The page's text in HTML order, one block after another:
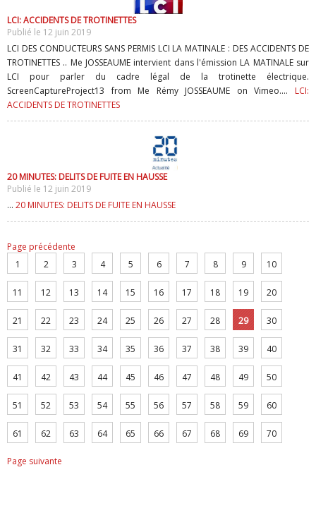
LCI: ACCIDENTS DE TROTINETTES
Publié le 12 juin 2019
LCI DES CONDUCTEURS SANS PERMIS LCI LA MATINALE : DES ACCIDENTS DE
TROTINETTES .. Me JOSSEAUME intervient dans l'émission LA MATINALE sur
LCI pour parler du cadre légal de la trotinette électrique.
ScreenCaptureProject13 from Me Rémy JOSSEAUME on Vimeo.... LCI:
ACCIDENTS DE TROTINETTES
20 MINUTES: DELITS DE FUITE EN HAUSSE
Publié le 12 juin 2019
... 20 MINUTES: DELITS DE FUITE EN HAUSSE
Page précédente
1
2 3 4 5 6 7 8 9 10
11 12 13 14 15 16 17 18 19 20
21 22 23 24 25 26 27 28 29 30
31 32 33 34 35 36 37 38 39 40
41 42 43 44 45 46 47 48 49 50
51 52 53 54 55 56 57 58 59 60
61 62 63 64 65 66 67 68 69 70
Page suivante